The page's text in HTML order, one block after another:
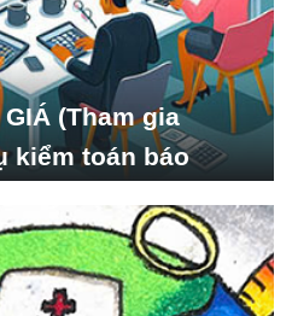
(Tham gia
kiểm toán báo
triển Xã